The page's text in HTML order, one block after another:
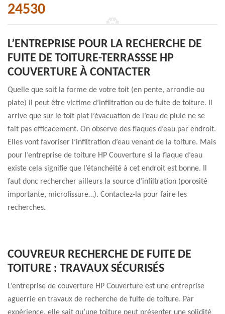
24530
L’ENTREPRISE POUR LA RECHERCHE DE
FUITE DE TOITURE-TERRASSSE HP
COUVERTURE À CONTACTER
Quelle que soit la forme de votre toit (en pente, arrondie ou
plate) il peut être victime d’infiltration ou de fuite de toiture. Il
arrive que sur le toit plat l’évacuation de l’eau de pluie ne se
fait pas efficacement. On observe des flaques d’eau par endroit.
Elles vont favoriser l’infiltration d’eau venant de la toiture. Mais
pour l’entreprise de toiture HP Couverture si la flaque d’eau
existe cela signifie que l’étanchéité à cet endroit est bonne. Il
faut donc rechercher ailleurs la source d’infiltration (porosité
importante, microfissure…). Contactez-la pour faire les
recherches.
COUVREUR RECHERCHE DE FUITE DE
TOITURE : TRAVAUX SÉCURISÉS
L’entreprise de couverture HP Couverture est une entreprise
aguerrie en travaux de recherche de fuite de toiture. Par